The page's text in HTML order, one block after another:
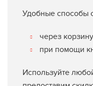
Удобные способы
через
при помощи
Используйте